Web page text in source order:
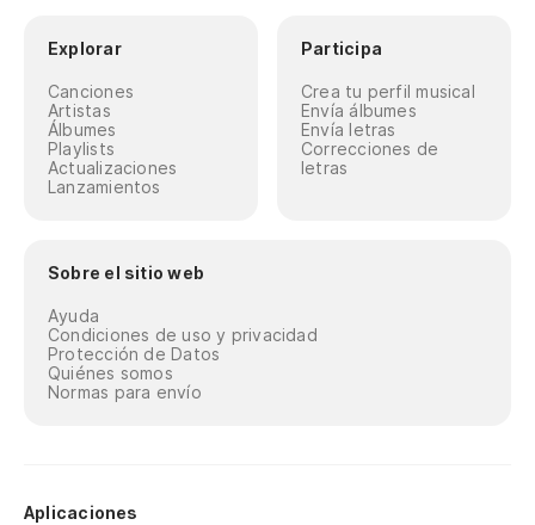
Explorar
Canciones
Artistas
Álbumes
Playlists
Actualizaciones
Lanzamientos
Participa
Crea tu perfil musical
Envía álbumes
Envía letras
Correcciones de
letras
Sobre el sitio web
Ayuda
Condiciones de uso y privacidad
Protección de Datos
Quiénes somos
Normas para envío
Aplicaciones